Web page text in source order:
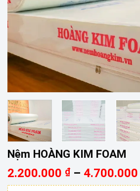
Nệm HOÀNG KIM FOAM
2.200.000 ₫ – 4.700.000